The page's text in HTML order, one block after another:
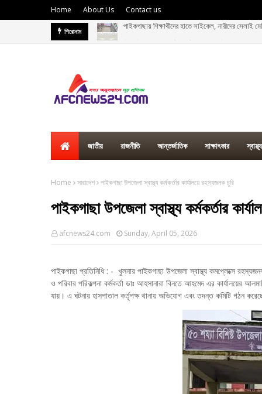
Home About Us Contact us
শিরোনাম বিএনপি সরকারের অর্জন ব্যর্থ করতে অপশক্তি অপতৎপরতা
জাতীয় রাজনীতি আন্তর্জাতিক সাক্ষাৎকার স্বাস্থ্য
Home সারাদেশ পাইকগাছা উপজেলা স্বাস্থ্য কর্মকর্তার কার্যালয়ে রহস্যজনক চুরি
পাইকগাছা উপজেলা স্বাস্থ্য কর্মকর্তার
afcnews24.com Sunday, April 05, 2026
পাইকগাছা প্রতিনিধি : - খুলনার পাইকগাছা উপজেলা স্বাস্থ্য কমপ্লেক্সে
ও পরিবার পরিকল্পনা কর্মকর্তা ডাঃ আহসানারা বিনতে আহমেদ এর কার্যালয়ের
যায়। এ ঘটনায় হাসপাতাল কর্তৃপক্ষ থানায় অভিযোগ এবং তদন্ত কমিটি গঠন